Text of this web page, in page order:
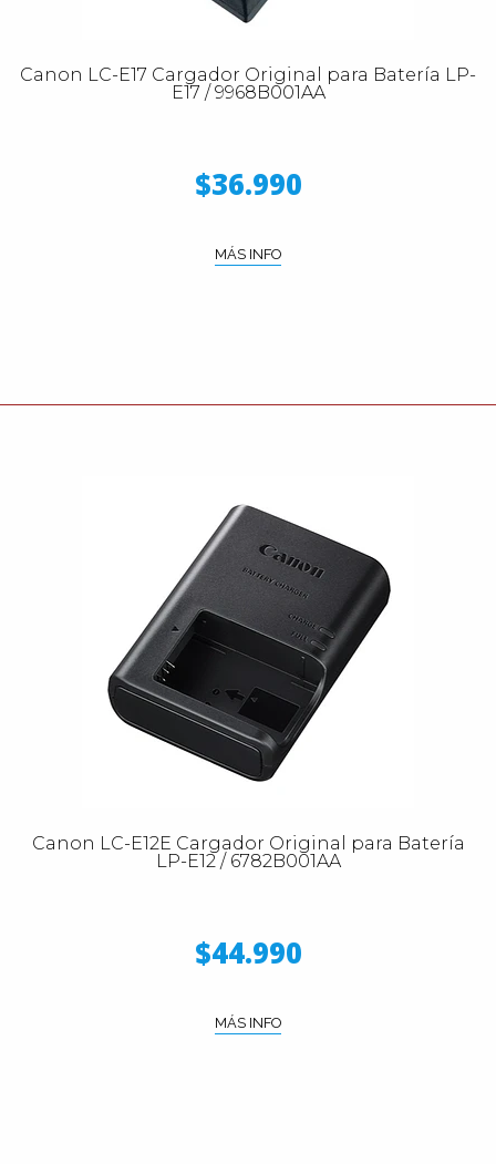
Canon LC-E17 Cargador Original para Batería LP-
E17 / 9968B001AA
$36.990
MÁS INFO
Canon LC-E12E Cargador Original para Batería
LP-E12 / 6782B001AA
$44.990
MÁS INFO